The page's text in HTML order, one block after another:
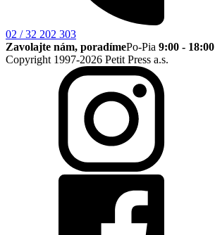
02 / 32 202 303
Zavolajte nám, poradímePo-Pia 9:00 - 18:00
Copyright 1997-2026 Petit Press a.s.